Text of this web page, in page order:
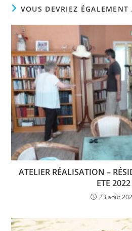
VOUS DEVRIEZ ÉGALEMENT
ATELIER RÉALISATION –
ETE 2022
23 août